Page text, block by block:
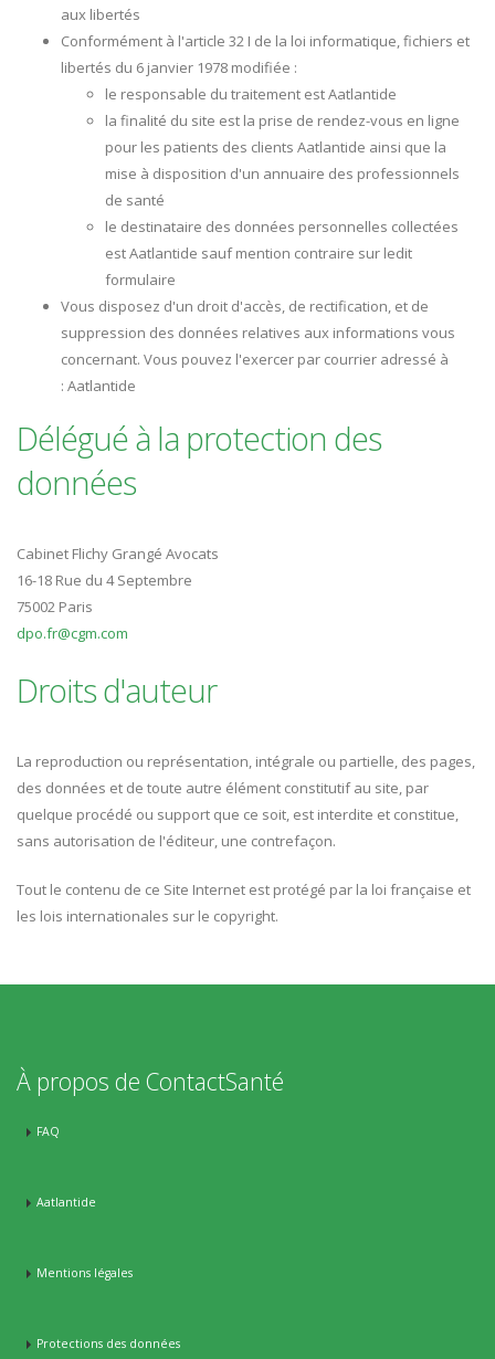
aux libertés
Conformément à l'article 32 I de la loi informatique, fichiers et
libertés du 6 janvier 1978 modifiée :
le responsable du traitement est Aatlantide
la finalité du site est la prise de rendez-vous en ligne
pour les patients des clients Aatlantide ainsi que la
mise à disposition d'un annuaire des professionnels
de santé
le destinataire des données personnelles collectées
est Aatlantide sauf mention contraire sur ledit
formulaire
Vous disposez d'un droit d'accès, de rectification, et de
suppression des données relatives aux informations vous
concernant. Vous pouvez l'exercer par courrier adressé à
: Aatlantide
Délégué à la protection des
données
Cabinet Flichy Grangé Avocats
16-18 Rue du 4 Septembre
75002 Paris
dpo.fr@cgm.com
Droits d'auteur
La reproduction ou représentation, intégrale ou partielle, des pages,
des données et de toute autre élément constitutif au site, par
quelque procédé ou support que ce soit, est interdite et constitue,
sans autorisation de l'éditeur, une contrefaçon.
Tout le contenu de ce Site Internet est protégé par la loi française et
les lois internationales sur le copyright.
À propos de ContactSanté
FAQ
Aatlantide
Mentions légales
Protections des données